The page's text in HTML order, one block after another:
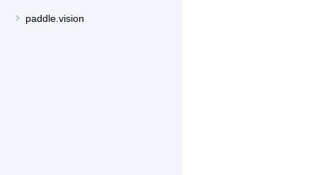
paddle.vision